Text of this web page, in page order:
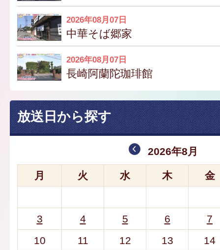
2026年08月07日
中華そば郷家
2026年08月07日
長崎阿蘭陀珈琲館
放送日から探す
2026年8月
月 火 水 木 金
3 4 5 6
7
10
11 12 13
14